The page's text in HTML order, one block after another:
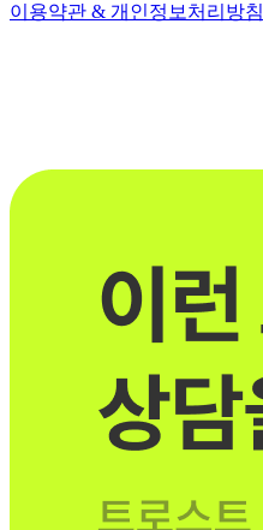
이용약관 & 개인정보처리방침